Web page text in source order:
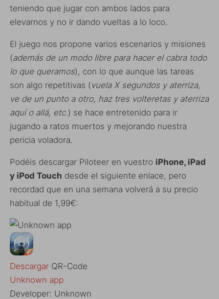
teniendo que jugar con ambos lados para
elevarnos y no ir dando vueltas a lo loco.
El juego nos propone varios escenarios y misiones
(además de un modo libre para hacer el cabra todo
lo que queramos), con lo que aunque las tareas
son algo repetitivas ( vuela X segundos y aterriza,
ve de un punto a otro, haz tres volteretas y aterriza
aquí o allá, etc.) se hace entretenido para ir
jugando a ratos muertos y mejorando nuestra
pericia voladora.
Podéis descargar Piloteer en vuestro iPhone, iPad
y iPod Touch desde el siguiente enlace, pero
recordad que en una semana volverá a su precio
habitual de 1,99€:
Descargar QR-Code
Unknown app
Developer: Unknown